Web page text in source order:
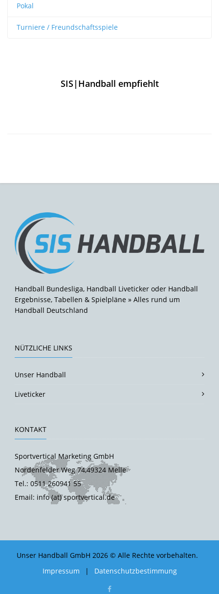
Pokal
Turniere / Freundschaftsspiele
SIS|Handball empfiehlt
Handball Bundesliga, Handball Liveticker oder Handball
Ergebnisse, Tabellen & Spielpläne » Alles rund um
Handball Deutschland
NÜTZLICHE LINKS
Unser Handball
Liveticker
KONTAKT
Sportvertical Marketing GmbH
Nordenfelder Weg 74,49324 Melle
Tel.: 0511 260941 55
Email: info (at) sportvertical.de
Unser Handball GmbH 2026 © Alle Rechte vorbehalten.
Impressum
| Datenschutzbestimmung